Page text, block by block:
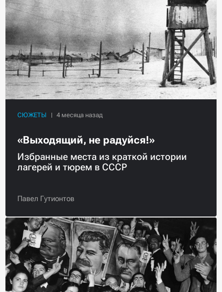
СЮЖЕТЫ
«Выходящий, не радуйся!»
Избранные места из краткой истории
лагерей и тюрем в СССР
Павел Гутионтов